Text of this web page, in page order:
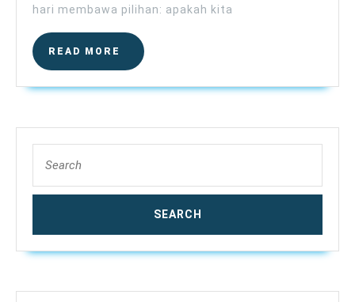
hari membawa pilihan: apakah kita
READ MORE
READ
MORE
for: